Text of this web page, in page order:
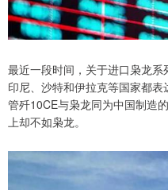
最近一段时间，关于进口枭龙系
印尼、沙特和伊拉克等国家都
管歼10CE与枭龙同为中国制造
上却不如枭龙。